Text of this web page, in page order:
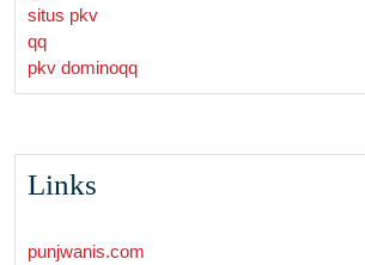
situs pkv
qq
pkv dominoqq
Links
punjwanis.com